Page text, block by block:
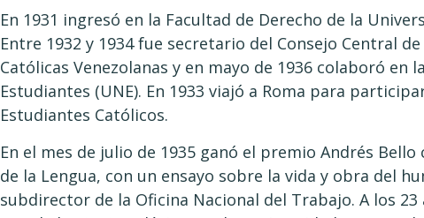
En 1931 ingresó en la Facultad de Derecho de la
Entre 1932 y 1934 fue secretario del Consejo Central
Católicas Venezolanas y en mayo de 1936 colaboró en
Estudiantes (UNE). En 1933 viajó a Roma para
Estudiantes Católicos.
En el mes de julio de 1935 ganó el premio Andrés
de la Lengua, con un ensayo sobre la vida y obra del
subdirector de la Oficina Nacional del Trabajo. A los